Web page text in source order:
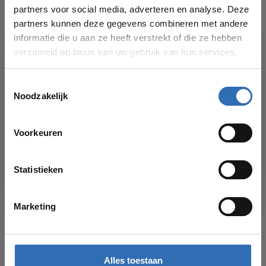
partners voor social media, adverteren en analyse. Deze
partners kunnen deze gegevens combineren met andere
informatie die u aan ze heeft verstrekt of die ze hebben
verzameld op basis van uw gebruik van hun services.
Noodzakelijk
Voorkeuren
Statistieken
Marketing
Alles toestaan
Hoekstopkranen, ook wel bekend als hoekventielen, zijn kleine
maar uiterst belangrijke componenten in de wereld van sanitair
kun je weer bestellingen plaatsen in onze